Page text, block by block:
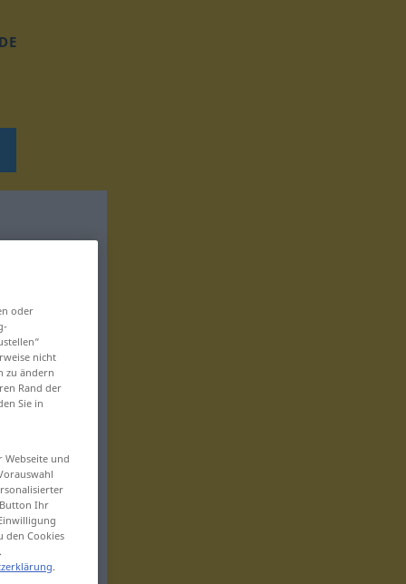
oder
nicht
zu ändern
Rand der
Sie in
und
Ihr
den Cookies
.